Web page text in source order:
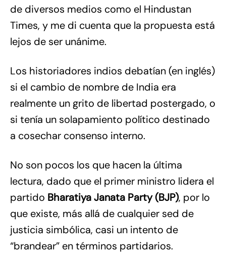
de diversos medios como el Hindustan
Times, y me di cuenta que la propuesta está
lejos de ser unánime.
Los historiadores indios debatían (en inglés)
si el cambio de nombre de India era
realmente un grito de libertad postergado, o
si tenía un solapamiento político destinado
a cosechar consenso interno.
No son pocos los que hacen la última
lectura, dado que el primer ministro lidera el
partido Bharatiya Janata Party (BJP), por lo
que existe, más allá de cualquier sed de
justicia simbólica, casi un intento de
“brandear” en términos partidarios.